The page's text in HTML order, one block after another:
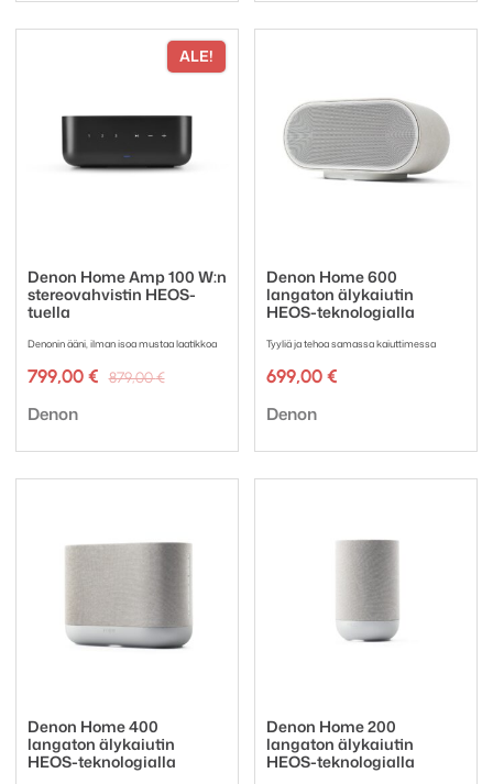
ALE!
Denon Home Amp 100 W:n
stereovahvistin HEOS-
tuella
Denonin ääni, ilman isoa mustaa laatikkoa
879,00€Alkuperäinen
799,00 €
Nykyinen
Tuotemerkki:
Denon
Denon Home 600
langaton älykaiutin
HEOS-teknologialla
Tyyliä ja tehoa samassa kaiuttimessa
699,00 €
Tuotemerkki:
Denon
Denon Home 400
langaton älykaiutin
HEOS-teknologialla
Denon Home 200
langaton älykaiutin
HEOS-teknologialla